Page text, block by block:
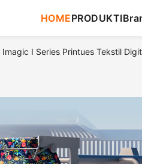
HOMEPRODUKTI
Imagic I Series Printues Tekstil